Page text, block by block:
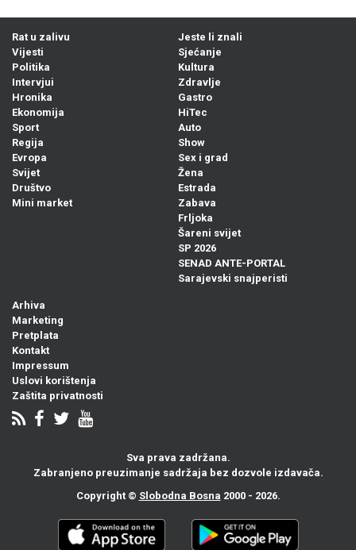
Rat u zalivu
Vijesti
Politika
Intervjui
Hronika
Ekonomija
Sport
Regija
Evropa
Svijet
Društvo
Mini market
Jeste li znali
Sjećanje
Kultura
Zdravlje
Gastro
HiTec
Auto
Show
Sex i grad
Žena
Estrada
Zabava
Frljoka
Šareni svijet
SP 2026
SENAD ANTE-PORTAL
Sarajevski snajperisti
Arhiva
Marketing
Pretplata
Kontakt
Impressum
Uslovi korištenja
Zaštita privatnosti
Sva prava zadržana.
Zabranjeno preuzimanje sadržaja bez dozvole izdavača.
Copyright © Slobodna Bosna 2000 - 2026.